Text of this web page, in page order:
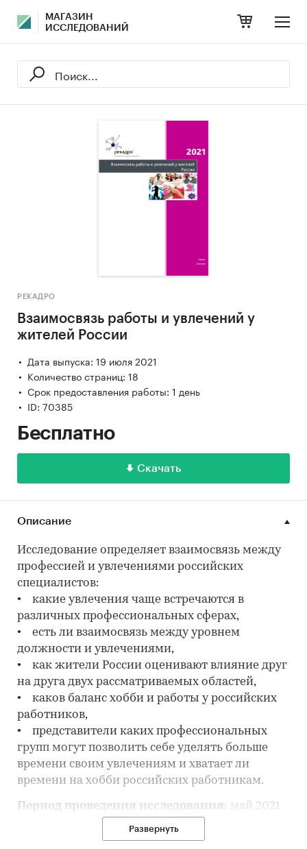
МАГАЗИН
ИССЛЕДОВАНИЙ
РЕКАДРО
Взаимосвязь работы и увлечений у
жителей России
Дата выпуска: 19 июля 2021
Количество страниц: 18
Срок предоставления работы: 1 день
ID: 70385
Бесплатно
Скачать
Описание
Исследование определяет взаимосвязь между
профессией и увлечениями российских
специалистов:
• какие увлечения чаще встречаются в
различных профессиональных сферах,
• есть ли взаимосвязь между уровнем
должности и увлечениями,
• как жители России оценивают влияние друг
на друга двух рассматриваемых областей,
• каков баланс хобби и работы у российских
работников,
• представители каких профессиональных
групп могут позволить себе уделять больше
времени своим увлечениям и хватает ли
времени на хобби российских работникам.
Период проведения исследования: май 2021
Источники исследования:Онлайн-опрос
Развернуть